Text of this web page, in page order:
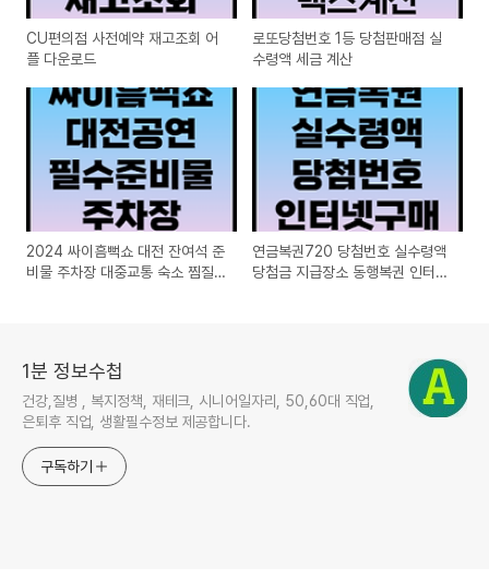
CU편의점 사전예약 재고조회 어
플 다운로드
로또당첨번호 1등 당첨판매점 실
수령액 세금 계산
2024 싸이흠뻑쇼 대전 잔여석 준
비물 주차장 대중교통 숙소 찜질
연금복권720 당첨번호 실수령액
당첨금 지급장소 동행복권 인터넷
1분 정보수첩
건강,질병 , 복지정책, 재테크, 시니어일자리, 50,60대 직업,
은퇴후 직업, 생활필수정보 제공합니다.
구독하기